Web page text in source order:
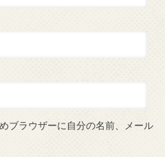
ブラウザーに自分の名前、メール